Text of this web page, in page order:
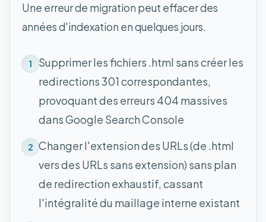
Une erreur de migration peut effacer des
années d'indexation en quelques jours.
1
Supprimer les fichiers .html sans créer les
redirections 301 correspondantes,
provoquant des erreurs 404 massives
dans Google Search Console
2 Changer l'extension des URLs (de .html
vers des URLs sans extension) sans plan
de redirection exhaustif, cassant
l'intégralité du maillage interne existant